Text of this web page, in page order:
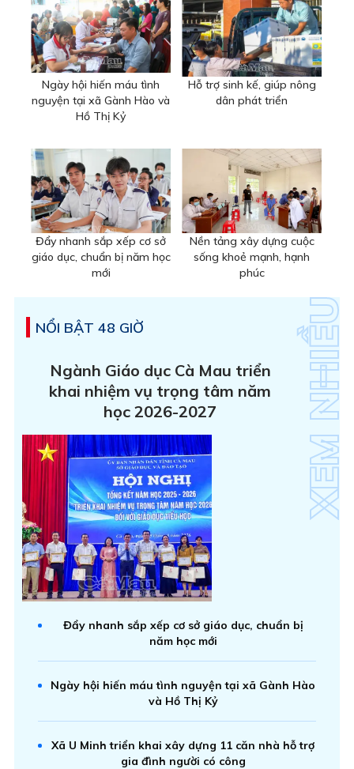
Ngày hội hiến máu tình
nguyện tại xã Gành Hào và
Hồ Thị Kỷ
Hỗ trợ sinh kế, giúp nông
dân phát triển
Đẩy nhanh sắp xếp cơ sở
giáo dục, chuẩn bị năm học
mới
Nền tảng xây dựng cuộc
sống khoẻ mạnh, hạnh
phúc
NỔI BẬT 48 GIỜ
Ngành Giáo dục Cà Mau triển
khai nhiệm vụ trọng tâm năm
học 2026-2027
Đẩy nhanh sắp xếp cơ sở giáo dục, chuẩn bị
năm học mới
Ngày hội hiến máu tình nguyện tại xã Gành Hào
và Hồ Thị Kỷ
Xã U Minh triển khai xây dựng 11 căn nhà hỗ trợ
gia đình người có công